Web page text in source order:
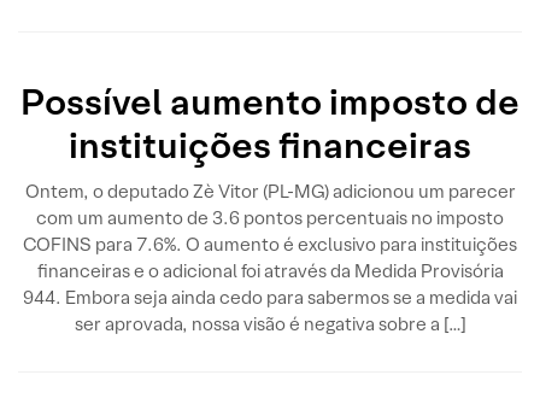
Possível aumento imposto de
instituições financeiras
Ontem, o deputado Zè Vitor (PL-MG) adicionou um parecer
com um aumento de 3.6 pontos percentuais no imposto
COFINS para 7.6%. O aumento é exclusivo para instituições
financeiras e o adicional foi através da Medida Provisória
944. Embora seja ainda cedo para sabermos se a medida vai
ser aprovada, nossa visão é negativa sobre a […]